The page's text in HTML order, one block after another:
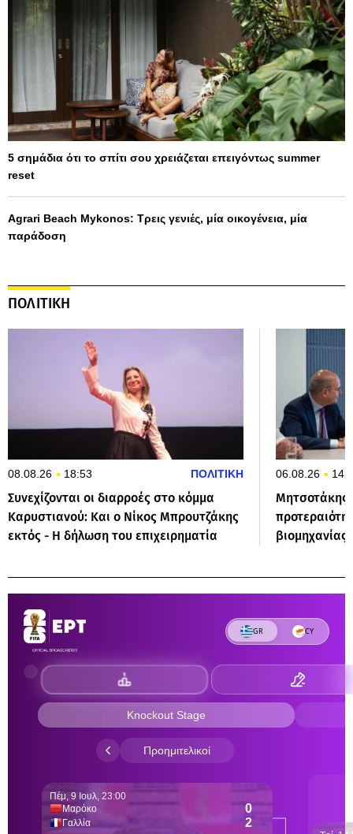
5 σημάδια ότι το σπίτι σου χρειάζεται επειγόντως summer
reset
Agrari Beach Mykonos: Τρεις γενιές, μία οικογένεια, μία
παράδοση
ΠΟΛΙΤΙΚΗ
08.08.26 18:53 ΠΟΛΙΤΙΚΗ
Συνεχίζονται οι διαρροές στο κόμμα
Καρυστιανού: Και ο Νίκος Μπρουτζάκης
εκτός - Η δήλωση του επιχειρηματία
06.08.26
Μητσοτάκης: